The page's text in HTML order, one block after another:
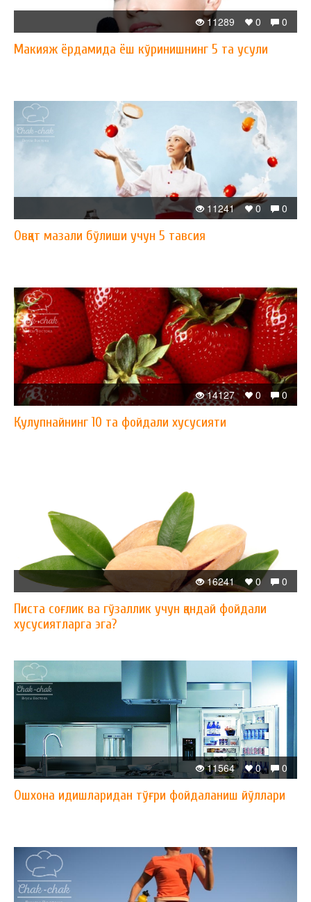
0
0
11289
Макияж ёрдамида ёш кўринишнинг 5 та усули
0
0
11241
Овқат мазали бўлиши учун 5 тавсия
0
0
14127
Қулупнайнинг 10 та фойдали хусусияти
0
0
16241
Писта соғлик ва гўзаллик учун қандай фойдали
хусусиятларга эга?
0
0
11564
Ошхона идишларидан тўғри фойдаланиш йўллари